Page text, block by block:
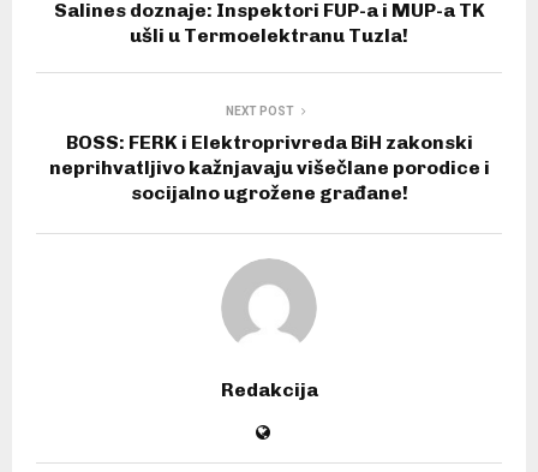
Salines doznaje: Inspektori FUP-a i MUP-a TK
ušli u Termoelektranu Tuzla!
NEXT POST
BOSS: FERK i Elektroprivreda BiH zakonski
neprihvatljivo kažnjavaju višečlane porodice i
socijalno ugrožene građane!
Redakcija